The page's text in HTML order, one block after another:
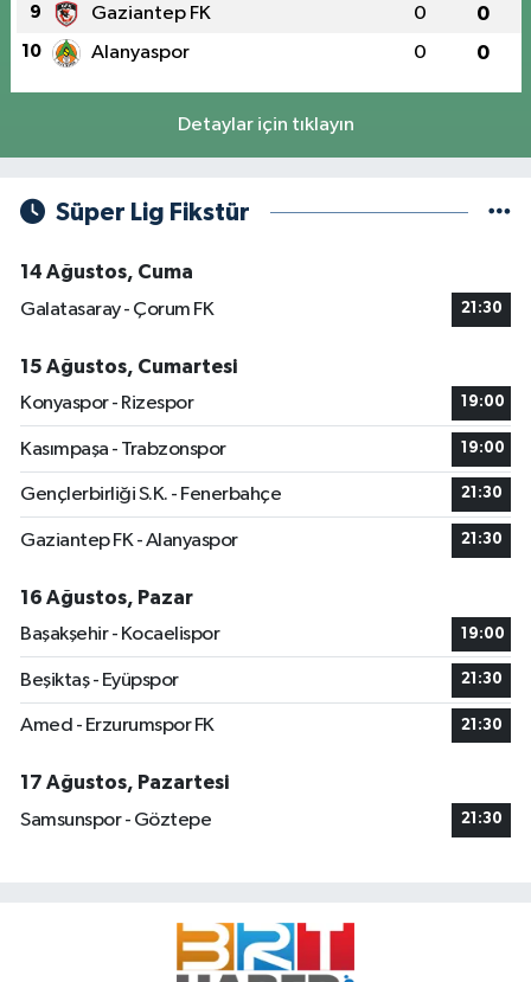
9 Gaziantep FK 0 0
10 Alanyaspor 0 0
Detaylar için tıklayın
Süper Lig Fikstür
14 Ağustos, Cuma
Galatasaray - Çorum FK
21:30
15 Ağustos, Cumartesi
Konyaspor - Rizespor
19:00
Kasımpaşa - Trabzonspor 19:00
Gençlerbirliği S.K. - Fenerbahçe 21:30
Gaziantep FK - Alanyaspor 21:30
16 Ağustos, Pazar
Başakşehir - Kocaelispor
19:00
Beşiktaş - Eyüpspor 21:30
Amed - Erzurumspor FK 21:30
17 Ağustos, Pazartesi
Samsunspor - Göztepe
21:30